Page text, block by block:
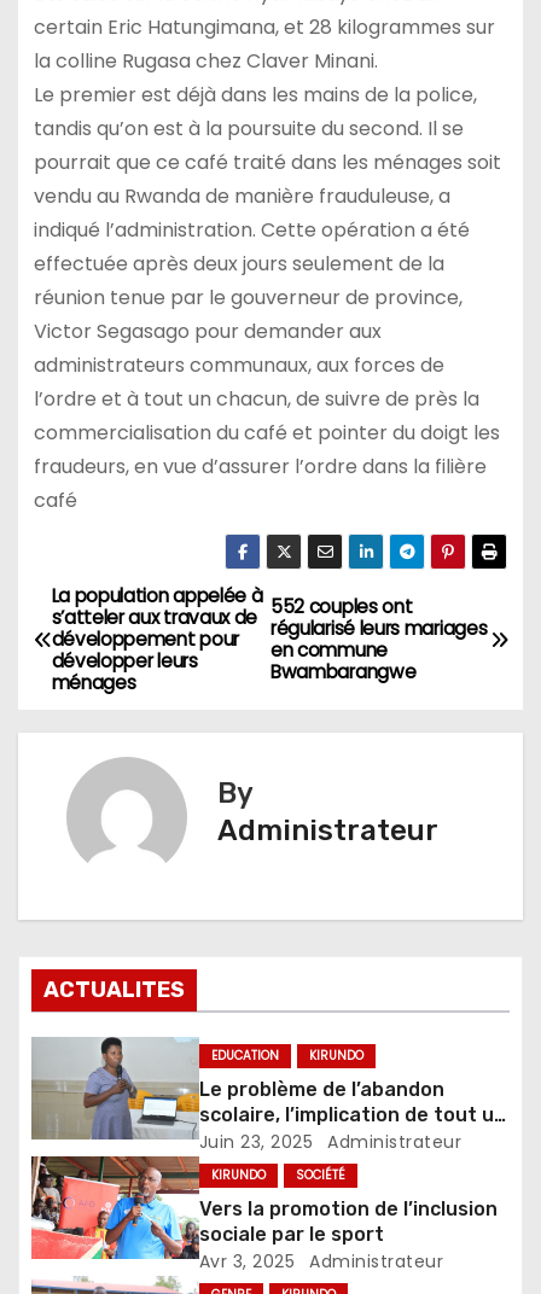
certain Eric Hatungimana, et 28 kilogrammes sur
la colline Rugasa chez Claver Minani.
Le premier est déjà dans les mains de la police,
tandis qu’on est à la poursuite du second. Il se
pourrait que ce café traité dans les ménages soit
vendu au Rwanda de manière frauduleuse, a
indiqué l’administration. Cette opération a été
effectuée après deux jours seulement de la
réunion tenue par le gouverneur de province,
Victor Segasago pour demander aux
administrateurs communaux, aux forces de
l’ordre et à tout un chacun, de suivre de près la
commercialisation du café et pointer du doigt les
fraudeurs, en vue d’assurer l’ordre dans la filière
café
Navigation
de
552 couples ont
régularisé leurs mariages
en commune
Bwambarangwe
La population appelée à
s’atteler aux travaux de
développement pour
développer leurs
ménages
By
Administrateur
ACTUALITES
EDUCATION KIRUNDO
Le problème de l’abandon
scolaire, l’implication de tout un
chacun
Juin 23, 2025 Administrateur
KIRUNDO SOCIÉTÉ
Vers la promotion de l’inclusion
sociale par le sport
Avr 3, 2025 Administrateur